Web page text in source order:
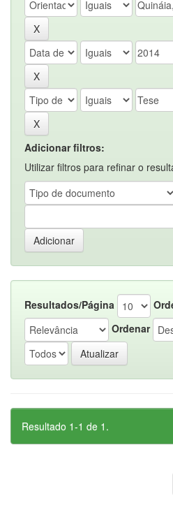
Adicionar filtros:
Utilizar filtros para refinar o
Resultados/Página
Ordenar
Resultado 1-1 de 1.